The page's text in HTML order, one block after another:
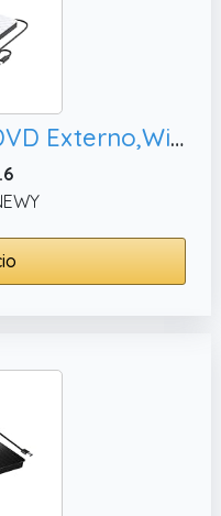
BENEWY Lector CD DVD Externo,Windows/Linux